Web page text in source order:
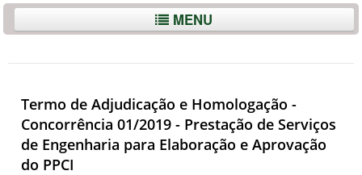
MENU
Termo de Adjudicação e Homologação -
Concorrência 01/2019 - Prestação de Serviços
de Engenharia para Elaboração e Aprovação
do PPCI